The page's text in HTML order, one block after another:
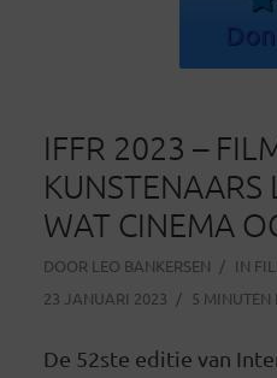
IFFR 2023 –
KUNSTENAARS
WAT CINEMA
DOOR LEO BANKERSEN IN
23 JANUARI 2023
5 MINUTEN
De 52ste editie van